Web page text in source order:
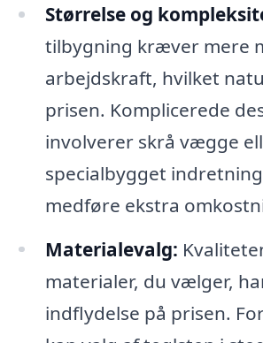
Størrelse og
tilbygning kræver mere
arbejdskraft, hvilket
prisen. Komplicerede
involverer skrå vægge
specialbygget
medføre ekstra
Materialevalg:
materialer, du vælger,
indflydelse på prisen.